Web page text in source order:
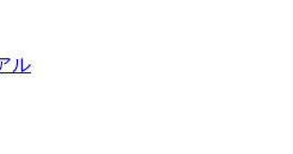
ル